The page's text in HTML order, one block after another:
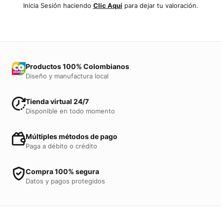
Inicia Sesión haciendo Clic Aquípara dejar tu valoración.
Productos 100% Colombianos
Diseño y manufactura local
Tienda virtual 24/7
Disponible en todo momento
Múltiples métodos de pago
Paga a débito o crédito
Compra 100% segura
Datos y pagos protegidos